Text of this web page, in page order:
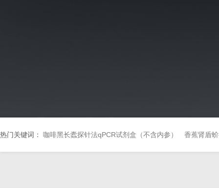
热门关键词： 咖啡黑长蠹探针法qPCR试剂盒（不含内参） 香蕉肾盾